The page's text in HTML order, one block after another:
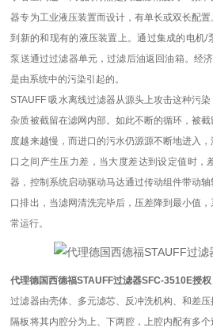
器专为工业液压装置而设计，有单长或双长配
到新的和现有的液压装置上。通过集成的电机/
泵送通过过滤器单元，过滤后油返回油箱。经
是由系统中的污染引起的。
STAUFF 吸水离线过滤器从源头上攻击这种污
杂质被截留在滤网内部。如此不断的循环，被
度越来越慢，而进口的污水仍源源不断地进入
口之间产生压力差，当大度差达到设定值时，
器，控制系统启动驱动马达通过传动组件带动
口排出，当滤网清洗完毕后，压差降到最小值
常运行。
代理德国西德福STAUFF过滤器SFC-3510E授权
过滤器由壳体、多元滤芯、反冲洗机构、和差
隔板将其内腔分为上、下两腔，上腔内配有多